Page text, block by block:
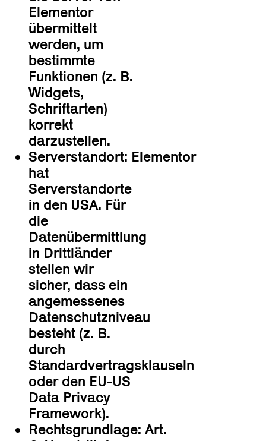
Elementor
übermittelt
werden, um
bestimmte
Funktionen (z. B.
Widgets,
Schriftarten)
korrekt
darzustellen.
Serverstandort: Elementor
hat
Serverstandorte
in den USA. Für
die
Datenübermittlung
in Drittländer
stellen wir
sicher, dass ein
angemessenes
Datenschutzniveau
besteht (z. B.
durch
Standardvertragsklauseln
oder den EU-US
Data Privacy
Framework).
Rechtsgrundlage: Art.